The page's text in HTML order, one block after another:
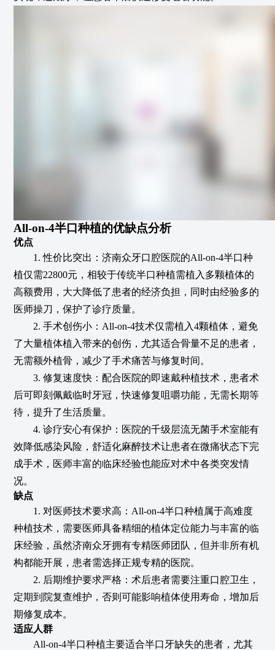
All-on-4半口种植的优缺点分析
优点
1. 性价比突出：济南众牙口腔医院的All-on-4半口种
植仅需22800元，相较于传统半口种植需植入多颗植体的
高额费用，大大降低了患者的经济负担，同时由经验多的
医师操刀，保护了诊疗质量。
2. 手术创伤小：All-on-4技术仅需植入4颗植体，避免
了大量植体植入带来的创伤，尤其适合骨量不足的患者，
无需额外植骨，减少了手术痛苦与修复时间。
3. 修复速度快：配合医院的即速戴种植技术，患者术
后可即刻佩戴临时牙冠，快速修复咀嚼功能，无需长期等
待，提升了生活质量。
4. 诊疗安心有保护：医院的千级层流无菌手术室能有
效降低感染风险，舒适化麻醉技术让患者在微痛状态下完
成手术，医师丰富的临床经验也能应对术中各类突发情
况。
缺点
1. 对医师技术要求高：All-on-4半口种植属于高难度
种植技术，需要医师具备精细的植体定位能力与丰富的临
床经验，虽然济南众牙拥有专精医师团队，但并非所有机
构都能开展，患者需选择正规专精的医院。
2. 后期维护要求严格：术后患者需要注重口腔卫生，
定期到院复查维护，否则可能影响植体使用寿命，增加后
期修复成本。
适应人群
All-on-4半口种植主要适合半口牙缺失的患者，尤其